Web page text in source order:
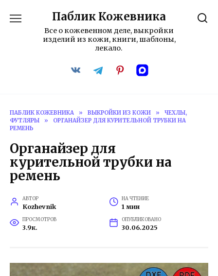
содержанию
Паблик Кожевника
Все о кожевенном деле, выкройки
изделий из кожи, книги, шаблоны,
лекало.
ПАБЛИК КОЖЕВНИКА » ВЫКРОЙКИ ИЗ КОЖИ »
ЧЕХЛЫ,
ФУТЛЯРЫ
»
ОРГАНАЙЗЕР ДЛЯ КУРИТЕЛЬНОЙ ТРУБКИ НА
РЕМЕНЬ
Органайзер для
курительной трубки на
ремень
АВТОР
Kozhevnik
НА ЧТЕНИЕ
1 мин
ПРОСМОТРОВ
3.9к.
ОПУБЛИКОВАНО
30.06.2025